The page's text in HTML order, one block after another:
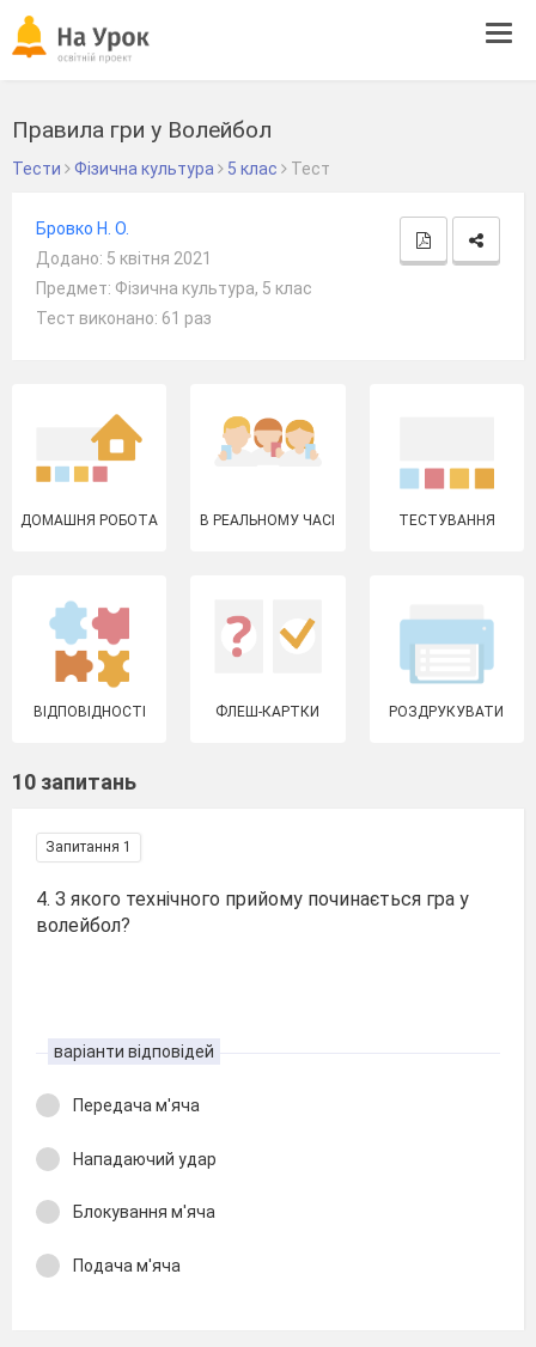
Правила гри у Волейбол
Тести Фізична культура 5 клас Тест
Бровко Н. О.
Додано: 5 квітня 2021
Предмет: Фізична культура, 5 клас
Тест виконано: 61 раз
ДОМАШНЯ РОБОТА В РЕАЛЬНОМУ ЧАСІ ТЕСТУВАННЯ
ВІДПОВІДНОСТІ ФЛЕШ-КАРТКИ РОЗДРУКУВАТИ
10 запитань
Запитання 1
4. З якого технічного прийому починається гра у
волейбол?
варіанти відповідей
Передача м'яча
Нападаючий удар
Блокування м'яча
Подача м'яча